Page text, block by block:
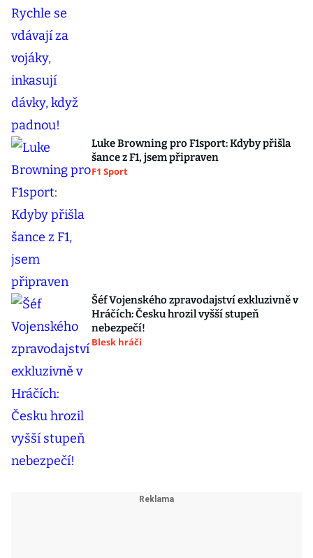
Luke Browning pro F1sport: Kdyby přišla
šance z F1, jsem připraven
F1 Sport
Šéf Vojenského zpravodajství exkluzivně v
Hráčích: Česku hrozil vyšší stupeň
nebezpečí!
Blesk hráči